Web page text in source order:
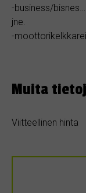
-business/
jne.
-
Muita
Viitteellinen hinta